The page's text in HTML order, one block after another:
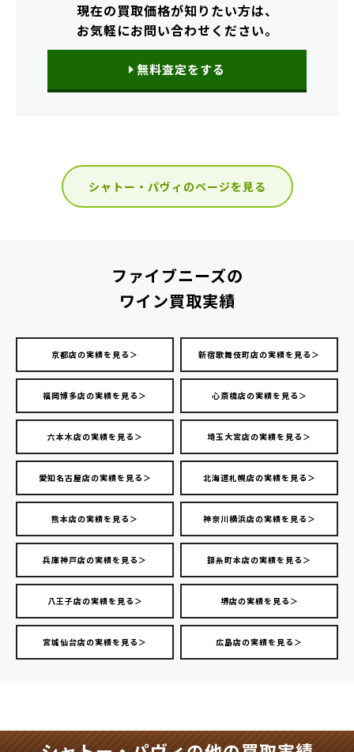
現在の買取価格が知りたい方は、
お気軽にお問い合わせください。
無料査定をする
シャトー・パヴィのページを見る
ファイブニーズの
ワイン買取実績
京都店の実績を見る＞ 新宿歌舞伎町店の実績を見る＞
福岡博多店の実績を見る＞ 心斎橋店の実績を見る＞
六本木店の実績を見る＞ 埼玉大宮店の実績を見る＞
愛知名古屋店の実績を見る＞ 北海道札幌店の実績を見る＞
熊本店の実績を見る＞ 神奈川横浜店の実績を見る＞
兵庫神戸店の実績を見る＞ 錦糸町本店の実績を見る＞
八王子店の実績を見る＞ 堺店の実績を見る＞
宮城仙台店の実績を見る＞ 広島店の実績を見る＞